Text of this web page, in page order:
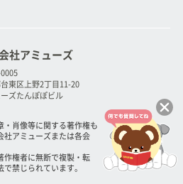
社アミューズ
東区上野2丁目11-20
ズたんぽぽビル
・肖像等に関する著作権も
社アミューズまたは各会
作権者に無断で複製・転
禁じられています。